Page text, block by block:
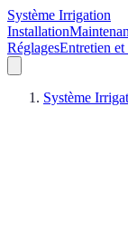
Système Irrigation
Installation
RéglagesEntretien
Système